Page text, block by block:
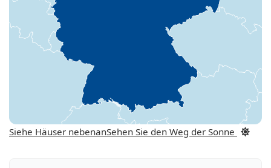
Siehe Häuser nebenanSehen Sie den Weg der Sonne